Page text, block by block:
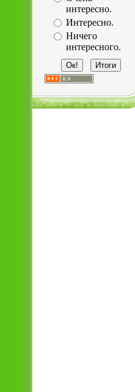
интересно.
Интересно.
Ничего
интересного.